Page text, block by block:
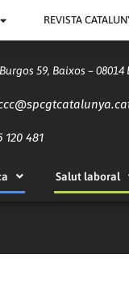
REVISTA
59, Baixos –
120 481
Salut laboral